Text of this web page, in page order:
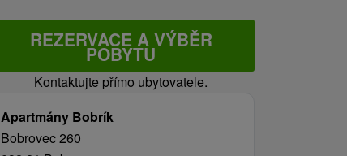
REZERVACE A VÝBĚR
POBYTU
Kontaktujte přímo ubytovatele.
Apartmány Bobrík
Bobrovec 260